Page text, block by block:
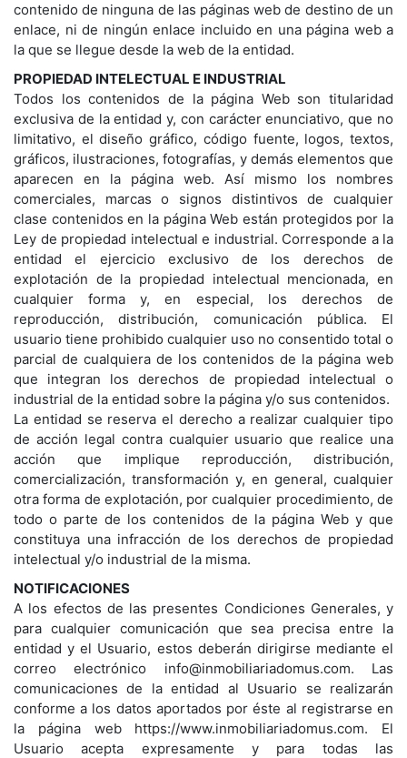
contenido de ninguna de las páginas web de destino de un
enlace, ni de ningún enlace incluido en una página web a
la que se llegue desde la web de la entidad.
PROPIEDAD INTELECTUAL E INDUSTRIAL
Todos los contenidos de la página Web son titularidad
exclusiva de la entidad y, con carácter enunciativo, que no
limitativo, el diseño gráfico, código fuente, logos, textos,
gráficos, ilustraciones, fotografías, y demás elementos que
aparecen en la página web. Así mismo los nombres
comerciales, marcas o signos distintivos de cualquier
clase contenidos en la página Web están protegidos por la
Ley de propiedad intelectual e industrial. Corresponde a la
entidad el ejercicio exclusivo de los derechos de
explotación de la propiedad intelectual mencionada, en
cualquier forma y, en especial, los derechos de
reproducción, distribución, comunicación pública. El
usuario tiene prohibido cualquier uso no consentido total o
parcial de cualquiera de los contenidos de la página web
que integran los derechos de propiedad intelectual o
industrial de la entidad sobre la página y/o sus contenidos.
La entidad se reserva el derecho a realizar cualquier tipo
de acción legal contra cualquier usuario que realice una
acción que implique reproducción, distribución,
comercialización, transformación y, en general, cualquier
otra forma de explotación, por cualquier procedimiento, de
todo o parte de los contenidos de la página Web y que
constituya una infracción de los derechos de propiedad
intelectual y/o industrial de la misma.
NOTIFICACIONES
A los efectos de las presentes Condiciones Generales, y
para cualquier comunicación que sea precisa entre la
entidad y el Usuario, estos deberán dirigirse mediante el
correo electrónico info@inmobiliariadomus.com. Las
comunicaciones de la entidad al Usuario se realizarán
conforme a los datos aportados por éste al registrarse en
la página web https://www.inmobiliariadomus.com. El
Usuario acepta expresamente y para todas las